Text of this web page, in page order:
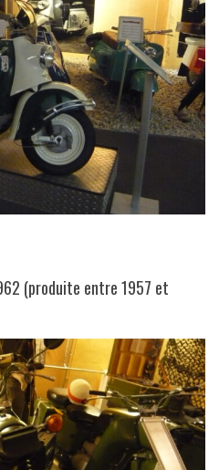
(produite entre 1957 et